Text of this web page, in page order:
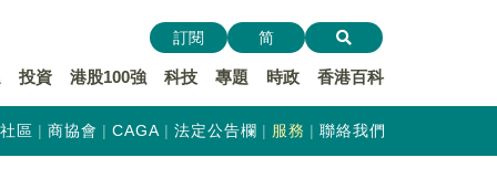
投資 港股100強 科技 專題 時政 香港百科
訂閱 简
社區 商協會 CAGA 法定公告欄 服務 聯絡我們